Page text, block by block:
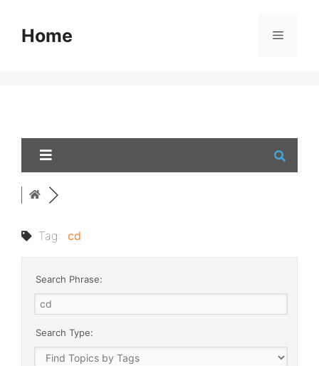
contentHome Menu
Tag: cd
Search Phrase:
Search Type: